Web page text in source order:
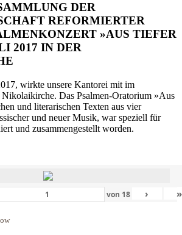
DER
REFORMIERTER
»AUS TIEFER
2017 IN DER
wirkte unsere Kantorei mit im
Nikolaikirche. Das Psalmen-Oratorium »Aus
und literarischen Texten aus vier
und neuer Musik, war speziell für
und zusammengestellt worden.
von 18 › »